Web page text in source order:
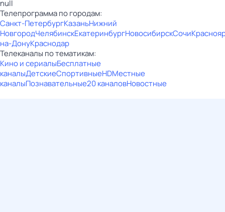
null
Телепрограмма по городам:
Санкт-ПетербургКазаньНижний
НовгородЧелябинскЕкатеринбургНовосибирскСочи
на-ДонуКраснодар
Телеканалы по тематикам:
Кино и сериалыБесплатные
каналыДетскиеСпортивныеHDМестные
каналыПознавательные20 каналовНовостные